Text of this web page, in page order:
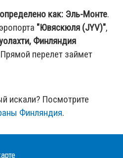
как: Эль-Монте.
"Ювяскюля (JYV)",
Финляндия
перелет займет
искали? Посмотрите
Финляндия.